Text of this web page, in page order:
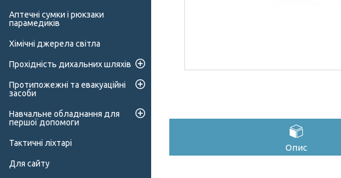
Опис
Аптечні сумки і рюкзаки
парамедиків
Хімічні джерела світла
Прохідність дихальних шляхів
Протипожежні та евакуаційні
засоби
Навчальне обладнання для
першої допомоги
Тактичні ліхтарі
Для сайту